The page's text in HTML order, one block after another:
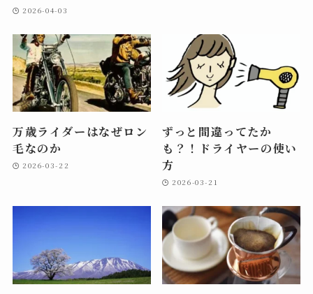
2026-04-03
万歳ライダーはなぜロン
毛なのか
2026-03-22
ずっと間違ってたか
も？！ドライヤーの使い
方
2026-03-21